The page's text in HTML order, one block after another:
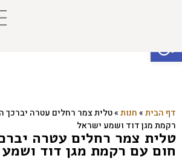
דף הבית»חנות»טלית צמר רחלים עטרה יברכך
רקמת מגן דוד ושמע ישראל
טלית צמר רחלים עטרה
חום עם רקמת מגן דוד